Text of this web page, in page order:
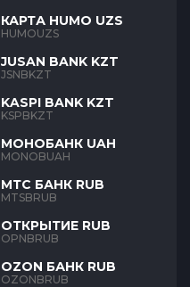
КАРТА HUMO UZS
HUMOUZS
JUSAN BANK KZT
JSNBKZT
KASPI BANK KZT
KSPBKZT
МОНОБАНК UAH
MONOBUAH
МТС БАНК RUB
MTSBRUB
ОТКРЫТИЕ RUB
OPNBRUB
OZON БАНК RUB
OZONBRUB